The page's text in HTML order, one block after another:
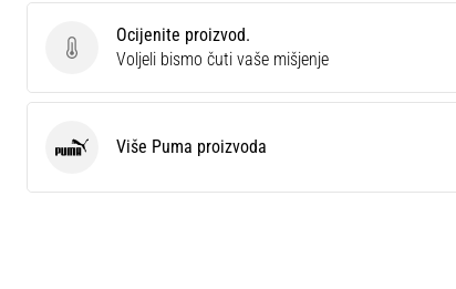
Ocijenite proizvod.
Ocijenite proizvod.
Voljeli bismo čuti vaše mišjenje
Puma Više Puma proizvoda